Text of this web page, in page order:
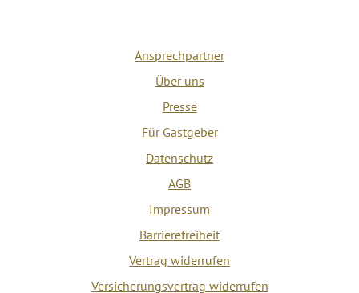
Ansprechpartner
Über uns
Presse
Für Gastgeber
Datenschutz
AGB
Impressum
Barrierefreiheit
Vertrag widerrufen
Versicherungsvertrag widerrufen